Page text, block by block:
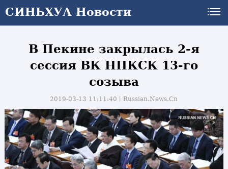
СИНЬХУА Новости
В Пекине закрылась 2-я
сессия ВК НПКСК 13-го
созыва
2019-03-13 11:11:40丨Russian.News.Cn